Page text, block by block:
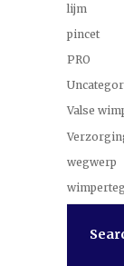
lijm
pincet
PRO
Valse
wegwerp